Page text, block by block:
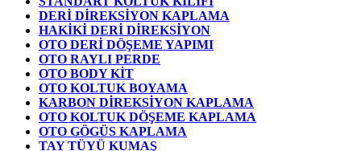
DERİ DİREKSİYON KAPLAMA
HAKİKİ DERİ DİREKSİYON
OTO DERİ DÖŞEME YAPIMI
OTO RAYLI PERDE
OTO BODY KİT
OTO KOLTUK BOYAMA
KARBON DİREKSİYON KAPLAMA
OTO KOLTUK DÖŞEME KAPLAMA
OTO GÖGÜS KAPLAMA
TAY TÜYÜ KUMAŞ